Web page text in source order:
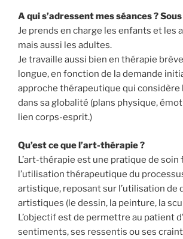
A qui s’adressent mes séances ?
Je prends en charge les enfants et les
mais aussi les adultes.
Je travaille aussi bien en thérapie
longue, en fonction de la demande
approche thérapeutique qui considère
dans sa globalité (plans physique,
lien corps-esprit.)
Qu’est ce que l’art-thérapie ?
L’art-thérapie est une pratique de soin
l’utilisation thérapeutique du
artistique, reposant sur l’utilisation de
artistiques (le dessin, la peinture, la
L’objectif est de permettre au patient
sentiments, ses ressentis ou ses